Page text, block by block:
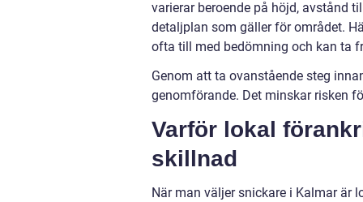
varierar beroende på höjd, avstånd
detaljplan som gäller för området.
ofta till med bedömning och kan ta
Genom att ta ovanstående steg
genomförande. Det minskar risken
Varför lokal
skillnad
När man väljer snickare i Kalmar är